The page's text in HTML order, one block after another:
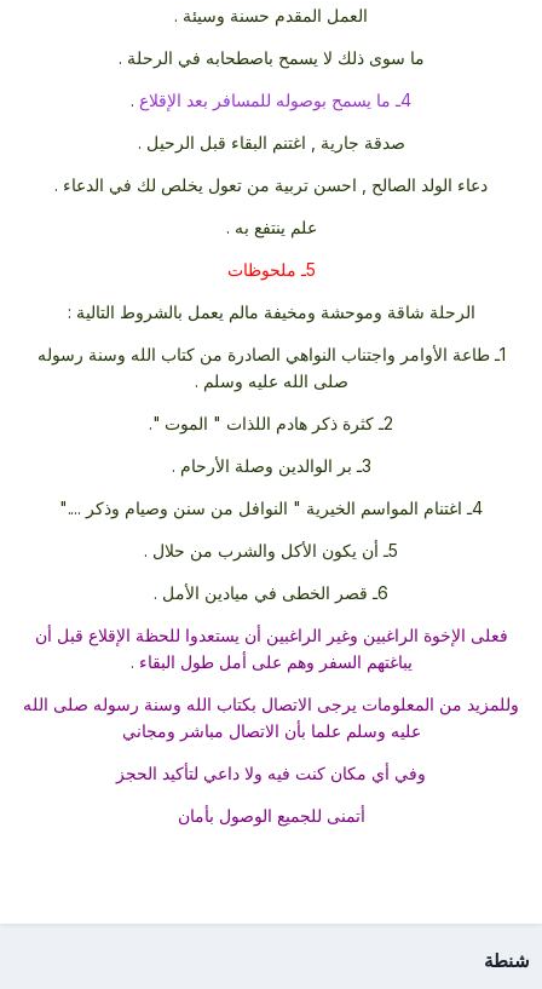
العمل المقدم حسنة وسيئة .
ما سوى ذلك لا يسمح باصطحابه في الرحلة .
4ـ ما يسمح بوصوله للمسافر بعد الإقلاع
صدقة جارية , اغتنم البقاء قبل الرحيل .
دعاء الولد الصالح , احسن تربية من تعول يخلص لك في الدعاء .
علم ينتفع به .
5ـ ملحوظات
الرحلة شاقة وموحشة ومخيفة مالم يعمل بالشروط التالية :
1ـ طاعة الأوامر واجتناب النواهي الصادرة من كتاب الله وسنة رسوله
صلى الله عليه وسلم .
2ـ كثرة ذكر هادم اللذات " الموت ".
3ـ بر الوالدين وصلة الأرحام .
4ـ اغتنام المواسم الخيرية " النوافل من سنن وصيام وذكر ...."
5ـ أن يكون الأكل والشرب من حلال .
6ـ قصر الخطى في ميادين الأمل .
فعلى الإخوة الراغبين وغير الراغبين أن يستعدوا للحظة الإقلاع قبل أن
يباغتهم السفر وهم على أمل طول البقاء .
وللمزيد من المعلومات يرجى الاتصال بكتاب الله وسنة رسوله صلى الله
عليه وسلم علما بأن الاتصال مباشر ومجاني
وفي أي مكان كنت فيه ولا داعي لتأكيد الحجز
أتمنى للجميع الوصول بأمان
شنطة